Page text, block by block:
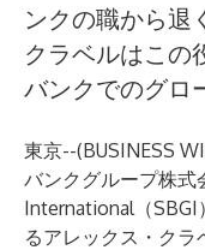
ンクの職から退
クラベルはこの
バンクでのグロ
東京--(BUSINESS
バンクグループ株
International（SBGI
るアレックス・ク